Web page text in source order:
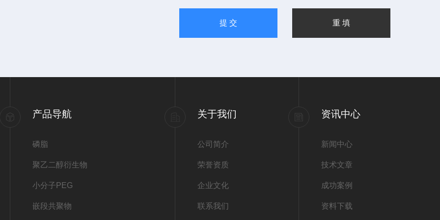
产品导航
磷脂
聚乙二醇衍生物
小分子PEG
嵌段共聚物
关于我们
公司简介
荣誉资质
企业文化
联系我们
资讯中心
新闻中心
技术文章
成功案例
资料下载